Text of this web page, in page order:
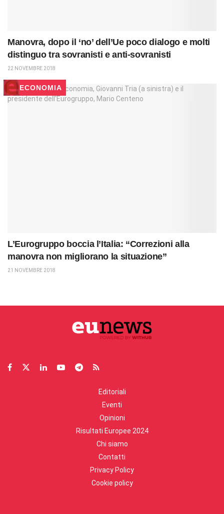
Manovra, dopo il ‘no’ dell’Ue poco dialogo e molti
distinguo tra sovranisti e anti-sovranisti
22 NOVEMBRE 2018
ECONOMIA
L’Eurogruppo boccia l’Italia: “Correzioni alla
manovra non migliorano la situazione”
21 NOVEMBRE 2018
Editoriali
Eventi
Opinioni
Risultati Europee 2024
Chi siamo
Contatti
Privacy Policy
Cookie policy